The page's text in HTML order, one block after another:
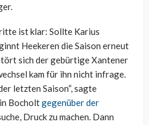
ist klar: Sollte Karius
Heekeren die Saison erneut
sich der gebürtige Xantener
kam für ihn nicht infrage.
letzten Saison“, sagte
Bocholtgegenüber der
Druck zu machen. Dann